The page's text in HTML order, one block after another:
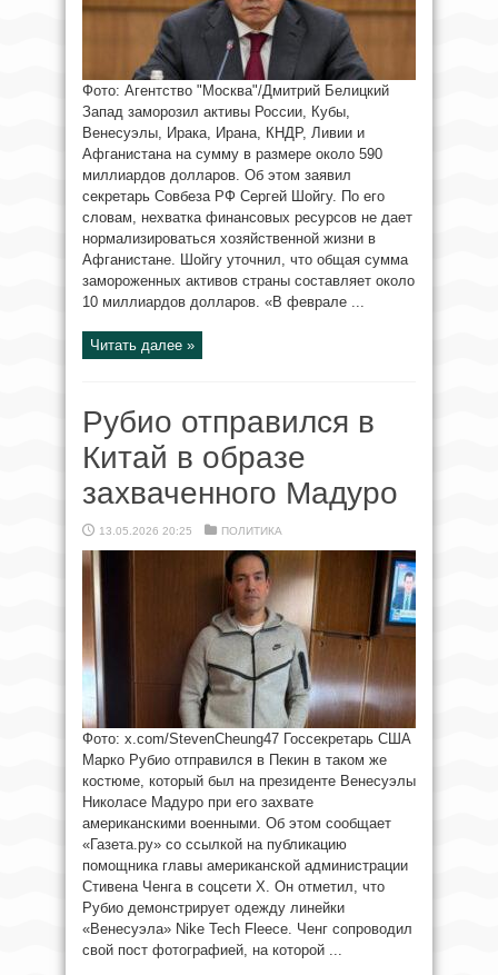
Фото: Агентство "Москва"/Дмитрий Белицкий
Запад заморозил активы России, Кубы,
Венесуэлы, Ирака, Ирана, КНДР, Ливии и
Афганистана на сумму в размере около 590
миллиардов долларов. Об этом заявил
секретарь Совбеза РФ Сергей Шойгу. По его
словам, нехватка финансовых ресурсов не дает
нормализироваться хозяйственной жизни в
Афганистане. Шойгу уточнил, что общая сумма
замороженных активов страны составляет около
10 миллиардов долларов. «В феврале ...
Читать далее »
Рубио отправился в
Китай в образе
захваченного Мадуро
13.05.2026 20:25 ПОЛИТИКА
Фото: x.com/StevenCheung47 Госсекретарь США
Марко Рубио отправился в Пекин в таком же
костюме, который был на президенте Венесуэлы
Николасе Мадуро при его захвате
американскими военными. Об этом сообщает
«Газета.ру» со ссылкой на публикацию
помощника главы американской администрации
Стивена Ченга в соцсети Х. Он отметил, что
Рубио демонстрирует одежду линейки
«Венесуэла» Nike Tech Fleece. Ченг сопроводил
свой пост фотографией, на которой ...